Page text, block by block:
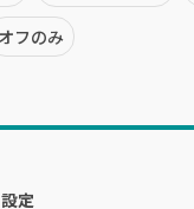
賀・鎌倉・逗子
・戸塚・保土ヶ谷
オフのみ
定